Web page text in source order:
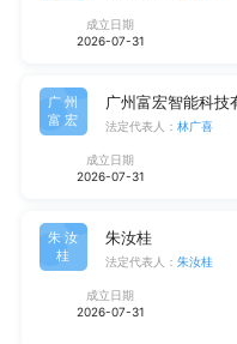
成立日期
2026-07-31
广州
富宏
广州富宏智能科技
法定代表人： 林广喜
成立日期
2026-07-31
朱汝
桂
朱汝桂
法定代表人： 朱汝桂
成立日期
2026-07-31